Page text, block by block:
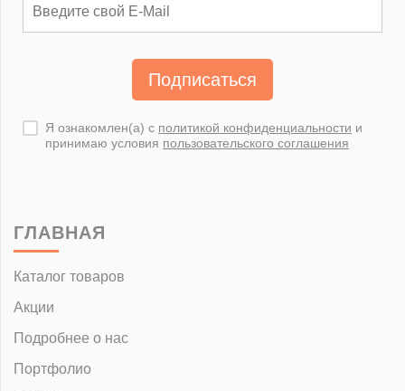
Подписаться
Я ознакомлен(а) с политикой конфиденциальности и
принимаю условия пользовательского соглашения
ГЛАВНАЯ
Каталог товаров
Акции
Подробнее о нас
Портфолио